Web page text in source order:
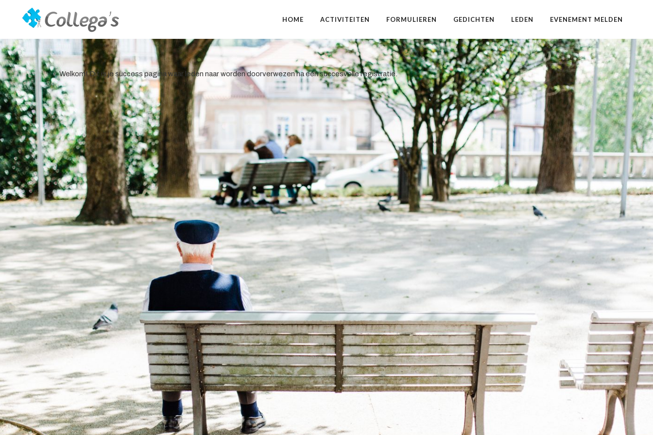
HOME ACTIVITEITEN FORMULIEREN GEDICHTEN LEDEN EVENEMENT MELDEN
Welkom! Dit is je success pagina waar leden naar worden doorverwezen na een succesvolle registratie.